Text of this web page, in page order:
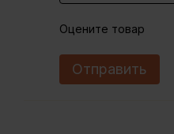
Оцените товар
Отправить